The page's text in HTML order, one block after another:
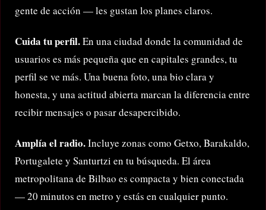
gente de acción — les gustan los planes claros.
Cuida tu perfil.En una ciudad donde la comunidad de
usuarios es más pequeña que en capitales grandes, tu
perfil se ve más. Una buena foto, una bio clara y
honesta, y una actitud abierta marcan la diferencia entre
recibir mensajes o pasar desapercibido.
Amplía el radio.Incluye zonas como Getxo, Barakaldo,
Portugalete y Santurtzi en tu búsqueda. El área
metropolitana de Bilbao es compacta y bien conectada
— 20 minutos en metro y estás en cualquier punto.